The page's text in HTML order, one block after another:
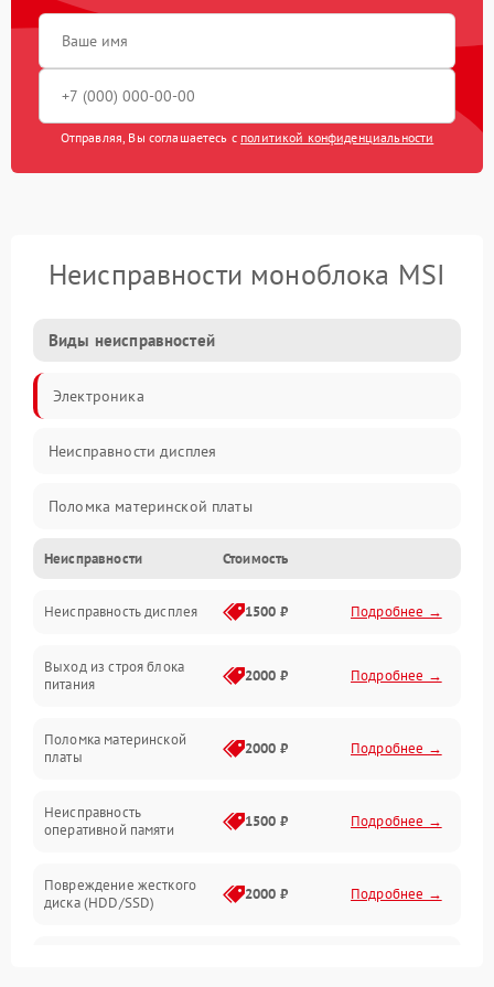
Отправляя, Вы соглашаетесь с политикой конфиденциальности
Неисправности моноблока MSI
Виды неисправностей
Электроника
Неисправности дисплея
Поломка материнской платы
Неисправность системы охлаждения
Неисправность BIOS
Повреждение корпуса
Повреждение разъёмов (USB, HDMI и др.)
Поломка видеокарты
Неисправности Стоимость
Неисправность дисплея 1500 ₽ Подробнее →
Выход из строя блока
питания
2000 ₽ Подробнее →
Поломка материнской
платы
2000 ₽ Подробнее →
Неисправность
оперативной памяти
1500 ₽ Подробнее →
Повреждение жесткого
диска (HDD/SSD)
2000 ₽ Подробнее →